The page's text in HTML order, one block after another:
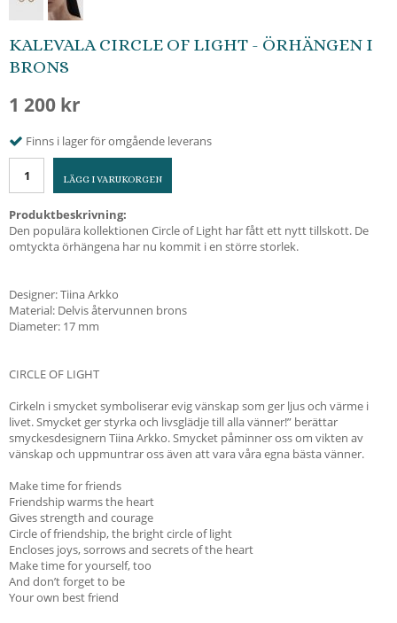
KALEVALA CIRCLE OF LIGHT - ÖRHÄNGEN I
BRONS
1 200 kr
Finns i lager för omgående leverans
LÄGG I VARUKORGEN
Produktbeskrivning:
Den populära kollektionen Circle of Light har fått ett nytt tillskott. De
omtyckta örhängena har nu kommit i en större storlek.
Designer: Tiina Arkko
Material: Delvis återvunnen brons
Diameter: 17 mm
CIRCLE OF LIGHT
Cirkeln i smycket symboliserar evig vänskap som ger ljus och värme i
livet. Smycket ger styrka och livsglädje till alla vänner!” berättar
smyckesdesignern Tiina Arkko. Smycket påminner oss om vikten av
vänskap och uppmuntrar oss även att vara våra egna bästa vänner.
Make time for friends
Friendship warms the heart
Gives strength and courage
Circle of friendship, the bright circle of light
Encloses joys, sorrows and secrets of the heart
Make time for yourself, too
And don’t forget to be
Your own best friend